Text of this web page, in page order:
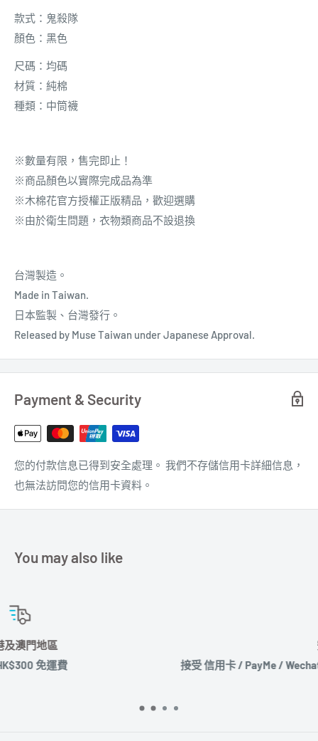
款式：鬼殺隊
顏色：黑色
尺碼：均碼
材質：純棉
種類：中筒襪
※數量有限，售完即止！
※商品顏色以實際完成品為準
※木棉花官方授權正版精品，歡迎選購
※由於衛生問題，衣物類商品不設退換
台灣製造。
Made in Taiwan.
日本監製 、台灣發行。
Released by Muse Taiwan under Japanese Approval.
Payment & Security
您的付款信息已得到安全處理。 我們不存儲信用卡詳細信息，
也無法訪問您的信用卡資料。
You may also like
接受 信用卡 / PayMe / Wechat Pay / 支付寶 / Paypal / 轉數